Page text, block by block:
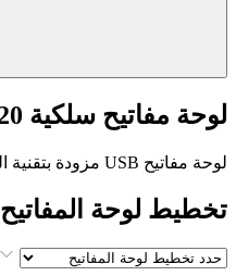
لوحة مفاتيح سلكية K120
لوحة مفاتيح USB مزودة بتقنية التوصيل والتشغيل
تخطيط لوحة المفاتيح